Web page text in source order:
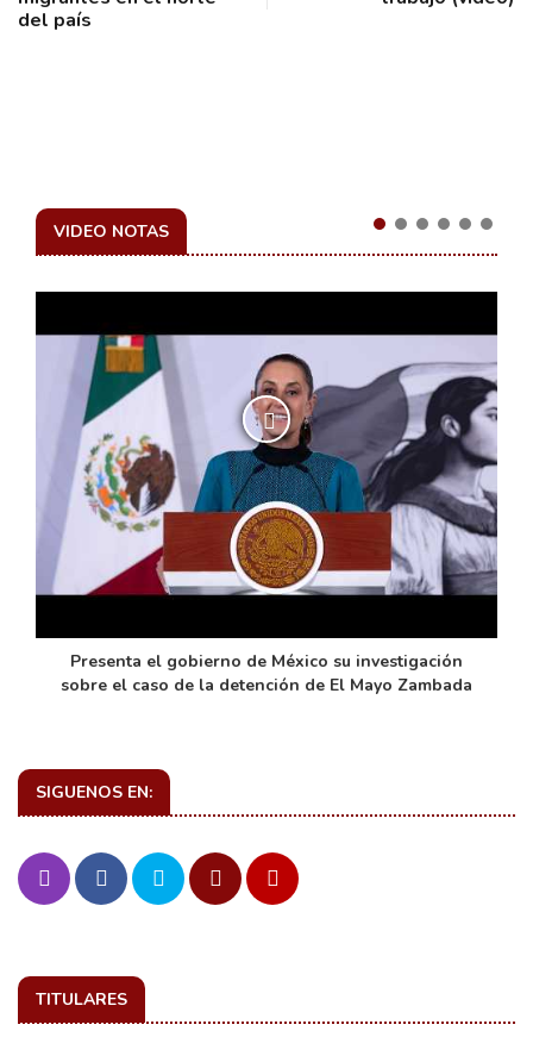
del país
VIDEO NOTAS
Presenta el gobierno de México su investigación
sobre el caso de la detención de El Mayo Zambada
SIGUENOS EN:
TITULARES